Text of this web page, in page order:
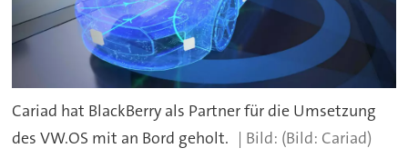
Cariad hat BlackBerry als Partner für die Umsetzung
des VW.OS mit an Bord geholt.
(Bild: Cariad)